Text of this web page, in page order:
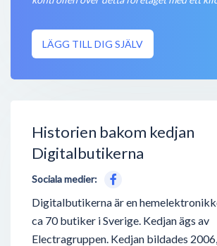
LÄGG TILL DIG SJÄLV
Historien bakom kedjan
Digitalbutikerna
Sociala medier:
Digitalbutikerna är en
ca 70 butiker i Sverige. Kedjan ägs av
Electragruppen. Kedjan bildades 2006,